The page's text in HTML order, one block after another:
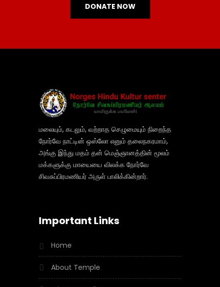
DONATE NOW
மலையும், கடலும், வற்றாத செழுமையும் நிறைந்த
நோர்வே நாட்டின் ஒஸ்லோ எனும் தலைநகரமாம்,
அங்கு இந்து மதம் தன் மெஞ்ஞானத்தின் மூலம்
மக்களுக்கு மாயையை விலக்க நோர்வே
சிவசுப்பிரமணியர் அருள் பாலிக்கின்றார்.
Important Links
Home
About Temple